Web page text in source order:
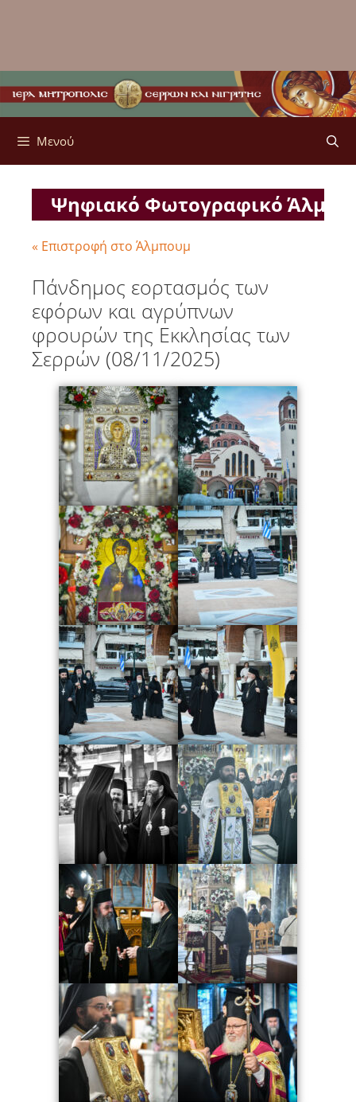
Μενού
Ψηφιακό Φωτογραφικό
« Επιστροφή στο Άλμπουμ
Πάνδημος εορτασμός των
εφόρων και αγρύπνων
φρουρών της Εκκλησίας των
Σερρών (08/11/2025)